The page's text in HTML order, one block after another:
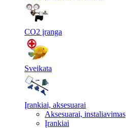
CO2 įranga
Sveikata
Įrankiai, aksesuarai
Aksesuarai, instaliavimas
Įrankiai